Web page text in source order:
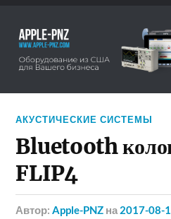
АКУСТИЧЕСКИЕ СИСТЕМЫ
Bluetooth
FLIP4
Автор:Apple-PNZ на 2017-08-